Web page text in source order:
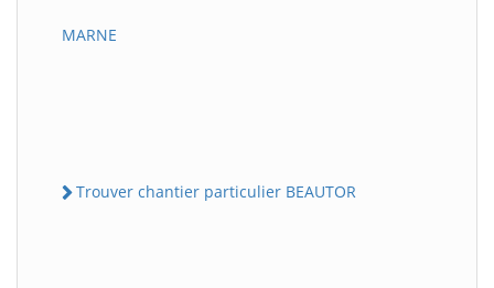
MARNE
Trouver chantier particulier BEAUTOR